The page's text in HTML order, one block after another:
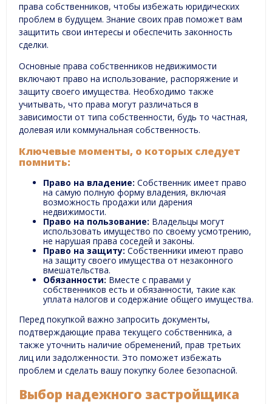
права собственников, чтобы избежать юридических
проблем в будущем. Знание своих прав поможет вам
защитить свои интересы и обеспечить законность
сделки.
Основные права собственников недвижимости
включают право на использование, распоряжение и
защиту своего имущества. Необходимо также
учитывать, что права могут различаться в
зависимости от типа собственности, будь то частная,
долевая или коммунальная собственность.
Ключевые моменты, о которых следует
помнить:
Право на владение: Собственник имеет право
на самую полную форму владения, включая
возможность продажи или дарения
недвижимости.
Право на пользование: Владельцы могут
использовать имущество по своему усмотрению,
не нарушая права соседей и законы.
Право на защиту: Собственники имеют право
на защиту своего имущества от незаконного
вмешательства.
Обязанности: Вместе с правами у
собственников есть и обязанности, такие как
уплата налогов и содержание общего имущества.
Перед покупкой важно запросить документы,
подтверждающие права текущего собственника, а
также уточнить наличие обременений, прав третьих
лиц или задолженности. Это поможет избежать
проблем и сделать вашу покупку более безопасной.
Выбор надежного застройщика